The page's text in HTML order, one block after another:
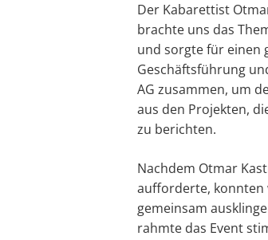
Der Kabarettist
brachte uns das
und sorgte für einen
Geschäftsführung
AG zusammen, um
aus den Projekten,
zu berichten.
Nachdem Otmar
aufforderte, konnten
gemeinsam
rahmte das Event